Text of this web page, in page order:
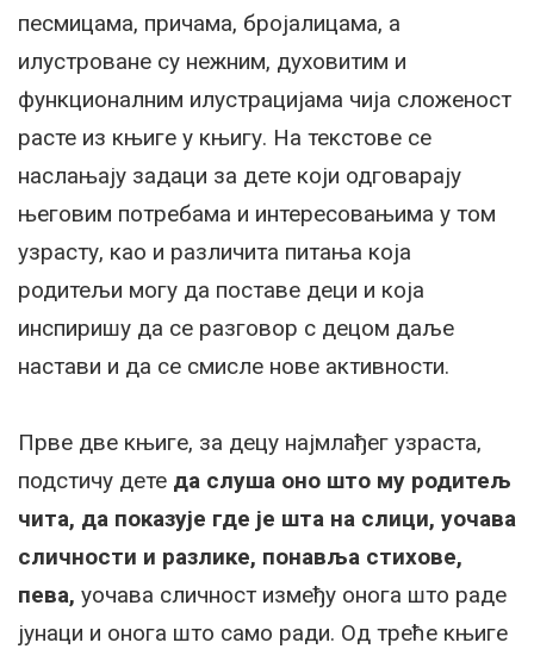
песмицама, причама, бројалицама, а
илустроване су нежним, духовитим и
функционалним илустрацијама чија сложеност
расте из књиге у књигу. На текстове се
наслањају задаци за дете који одговарају
његовим потребама и интересовањима у том
узрасту, као и различита питања која
родитељи могу да поставе деци и која
инспиришу да се разговор с децом даље
настави и да се смисле нове активности.
Прве две књиге, за децу најмлађег узраста,
подстичу дете да слуша оно што му родитељ
чита, да показује где је шта на слици, уочава
сличности и разлике, понавља стихове,
пева, уочава сличност између онога што раде
јунаци и онога што само ради. Од треће књиге